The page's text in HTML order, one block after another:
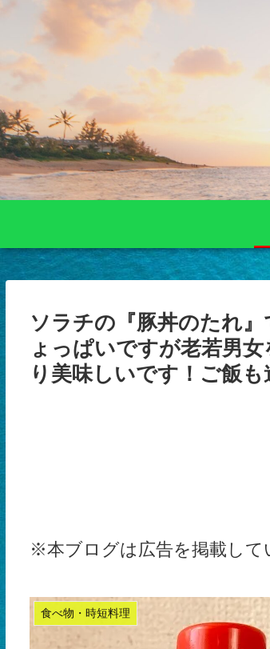
ソラチの『豚丼のたれ
ょっぱいですが老若男
り美味しいです！ご飯も
※本ブログは広告を掲載して
食べ物・時短料理